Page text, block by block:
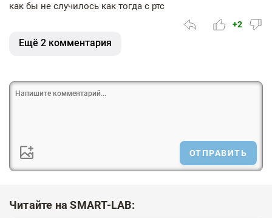
как бы не случилось как тогда с ртс
+2
Ещё 2 комментария
ОТПРАВИТЬ
Читайте на SMART-LAB: